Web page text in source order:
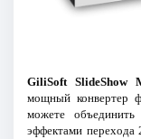
GiliSoft SlideShow
мощный конвертер
можете
эффектами